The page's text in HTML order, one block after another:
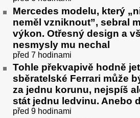
Mercedes modelu, který
neměl vzniknout”, sebral
výkon. Otřesný design a
nesmysly mu nechal
před 7 hodinami
Tohle překvapivě hodně
sběratelské Ferrari může
za jednu korunu, nejspíš
stát jednu ledvinu. Anebo
před 9 hodinami